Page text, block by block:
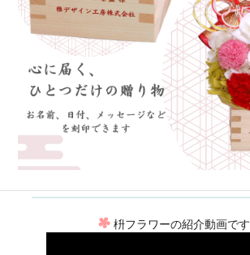
枡フラワーの紹介動画です